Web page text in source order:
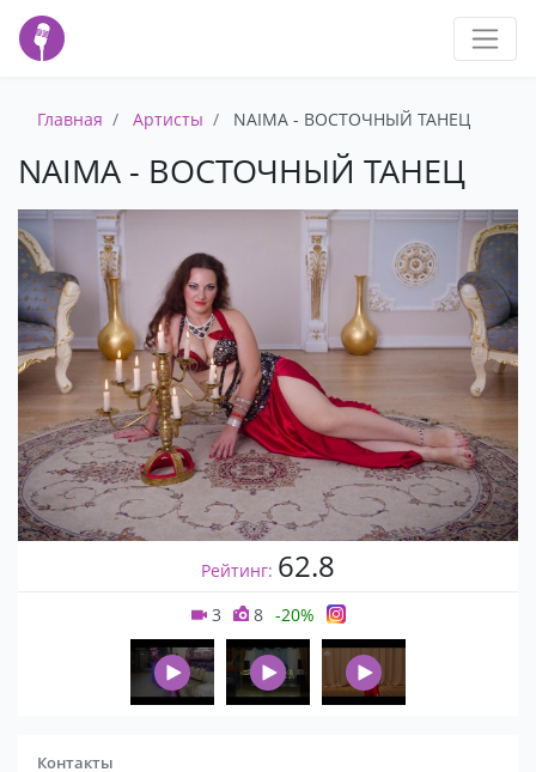
Главная Артисты NAIMA - ВОСТОЧНЫЙ ТАНЕЦ
NAIMA - ВОСТОЧНЫЙ ТАНЕЦ
Рейтинг: 62.8
3 8 -20%
Контакты